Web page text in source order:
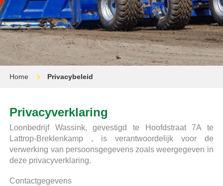
Home Privacybeleid
Privacyverklaring
Loonbedrijf Wassink, gevestigd te Hoofdstraat 7A te
Lattrop-Breklenkamp , is verantwoordelijk voor de
verwerking van persoonsgegevens zoals weergegeven in
deze privacyverklaring.
Contactgegevens